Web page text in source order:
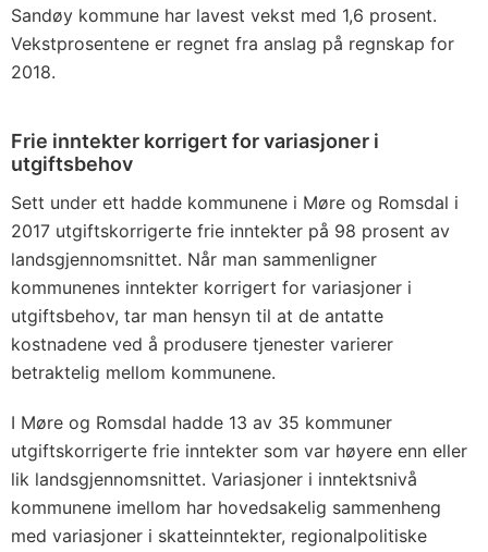
Sandøy kommune har lavest vekst med 1,6 prosent.
Vekstprosentene er regnet fra anslag på regnskap for
2018.
Frie inntekter korrigert for variasjoner i
utgiftsbehov
Sett under ett hadde kommunene i Møre og Romsdal i
2017 utgiftskorrigerte frie inntekter på 98 prosent av
landsgjennomsnittet. Når man sammenligner
kommunenes inntekter korrigert for variasjoner i
utgiftsbehov, tar man hensyn til at de antatte
kostnadene ved å produsere tjenester varierer
betraktelig mellom kommunene.
I Møre og Romsdal hadde 13 av 35 kommuner
utgiftskorrigerte frie inntekter som var høyere enn eller
lik landsgjennomsnittet. Variasjoner i inntektsnivå
kommunene imellom har hovedsakelig sammenheng
med variasjoner i skatteinntekter, regionalpolitiske